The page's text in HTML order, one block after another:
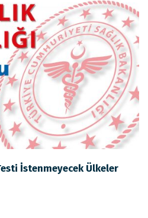
İstenmeyecek Ülkeler